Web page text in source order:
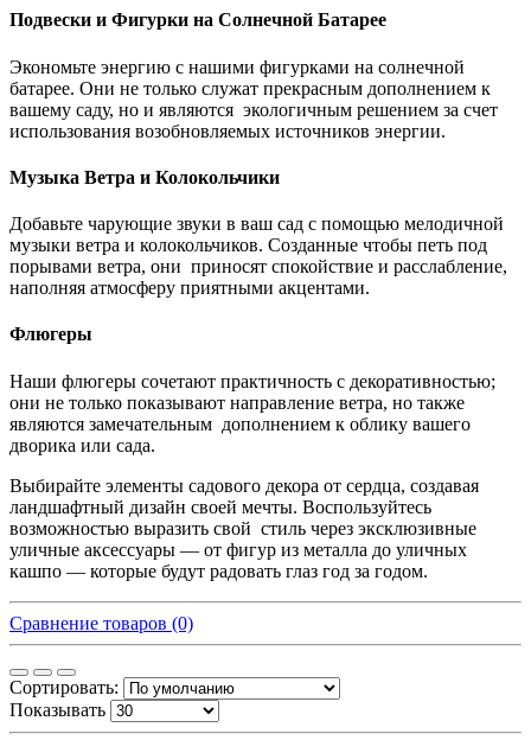
Подвески и Фигурки на Солнечной Батарее
Экономьте энергию с нашими фигурками на солнечной
батарее. Они не только служат прекрасным дополнением к
вашему саду, но и являются экологичным решением за счет
использования возобновляемых источников энергии.
Музыка Ветра и Колокольчики
Добавьте чарующие звуки в ваш сад с помощью мелодичной
музыки ветра и колокольчиков. Созданные чтобы петь под
порывами ветра, они приносят спокойствие и расслабление,
наполняя атмосферу приятными акцентами.
Флюгеры
Наши флюгеры сочетают практичность с декоративностью;
они не только показывают направление ветра, но также
являются замечательным дополнением к облику вашего
дворика или сада.
Выбирайте элементы садового декора от сердца, создавая
ландшафтный дизайн своей мечты. Воспользуйтесь
возможностью выразить свой стиль через эксклюзивные
уличные аксессуары — от фигур из металла до уличных
кашпо — которые будут радовать глаз год за годом.
Сравнение товаров (0)
Сортировать:
Показывать